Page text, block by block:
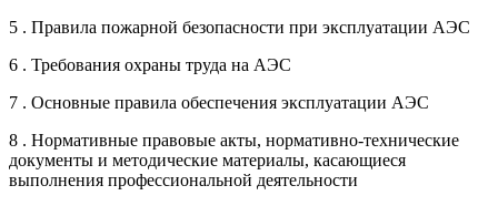
5 . Правила пожарной безопасности при эксплуатации АЭС
6 . Требования охраны труда на АЭС
7 . Основные правила обеспечения эксплуатации АЭС
8 . Нормативные правовые акты, нормативно-технические
документы и методические материалы, касающиеся
выполнения профессиональной деятельности